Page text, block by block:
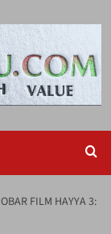
FILM HAYYA 3: